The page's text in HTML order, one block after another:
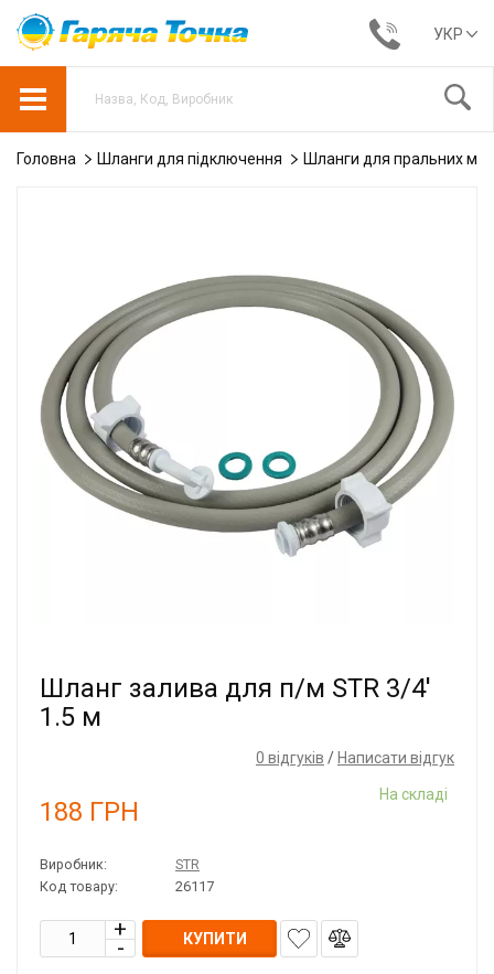
УКР
Головна Шланги для підключення Шланги для пральних
Шланг залива для п/м STR 3/4'
1.5 м
0 відгуків / Написати відгук
188 ГРН
На складі
Виробник:
STR
Код товару:
26117
КУПИТИ